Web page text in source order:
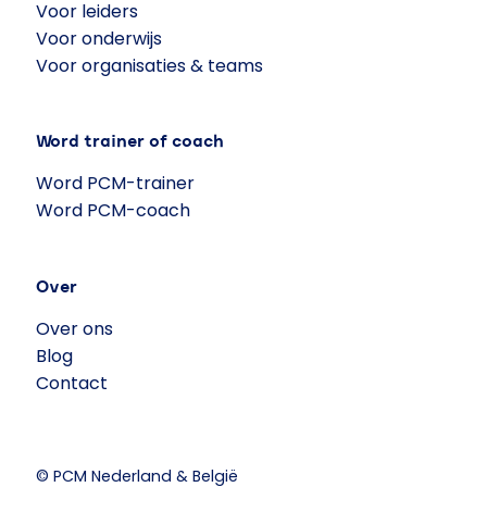
Voor leiders
Voor onderwijs
Voor organisaties & teams
Word trainer of coach
Word PCM-trainer
Word PCM-coach
Over
Over ons
Blog
Contact
© PCM Nederland & België